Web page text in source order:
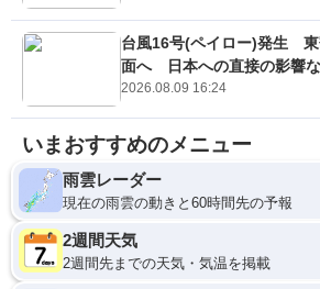
台風16号(ペイロー)発生
面へ 日本への直接の影響
2026.08.09 16:24
いまおすすめのメニュー
雨雲レーダー
現在の雨雲の動きと60時間先の予報
2週間天気
2週間先までの天気・気温を掲載